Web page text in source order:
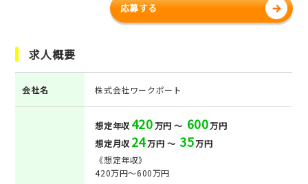
応募する
求人概要
会社名 株式会社ワークポート
想定年収 420万円 ～ 600万円
想定月収 24万円 ～ 35万円
《想定年収》
420万円～600万円